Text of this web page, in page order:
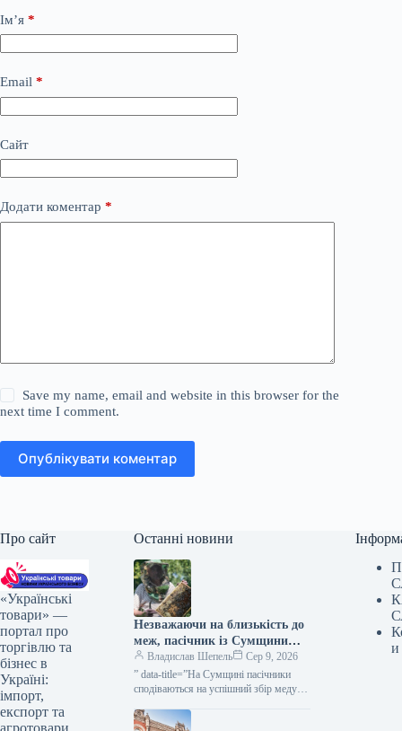
Ім’я *
Email *
Сайт
Додати коментар *
Save my name, email and website in this browser for the
next time I comment.
Опублікувати коментар
Про сайт
«Українські
товари» —
портал про
торгівлю та
бізнес в
Україні:
імпорт,
експорт та
агротовари.
Останні новини
Незважаючи на близькість до
меж, пасічник із Сумщини
вважає область придатною
для бджільництва —
КУРКУЛЬ
Владислав Шепель
Сер 9, 2026
” data-title=”На Сумщині пасічники
сподіваються на успішний збір меду”
url=”https://kurkul.com/news/41861-na-
и